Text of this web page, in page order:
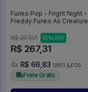
Funko Pop - Fright Night -
Freddy Funko As Creature
R$ 297,01 10% OFF
R$ 267,31
4x R$ 66,83 sem juros
Frete Grátis